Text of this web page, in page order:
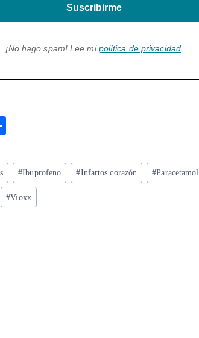
Suscribirme
¡No hago spam! Lee mipolítica de privacidad
re#Ibuprofeno #Infartos corazón #Paracetamol
#Vioxx